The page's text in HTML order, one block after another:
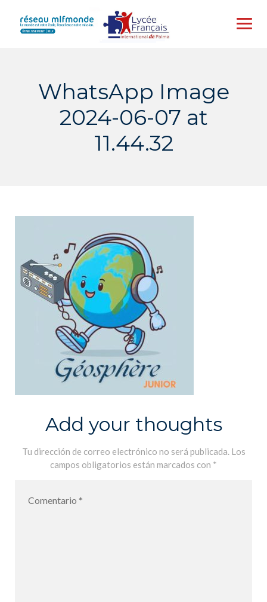
content
WhatsApp Image
2024-06-07 at
11.44.32
Add your thoughts
Tu dirección de correo electrónico no será publicada. Los
campos obligatorios están marcados con *